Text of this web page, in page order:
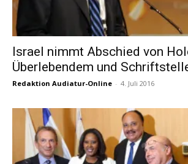
Israel nimmt Abschied von
Überlebendem und
Redaktion Audiatur-Online - 4. Juli 2016